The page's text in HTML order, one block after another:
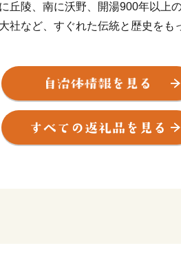
丘陵、南に沃野、開湯900年以上
社など、すぐれた伝統と歴史をも
える「夕鶴の里資料館・語り部の
公園等の歴史と文化、さらに全国
られる「南陽スカイパーク」や市
(市民体育館)」などの地域文化を
し、ライフサイクルに応じた安心
暮しを目指して、みなさんが住んで